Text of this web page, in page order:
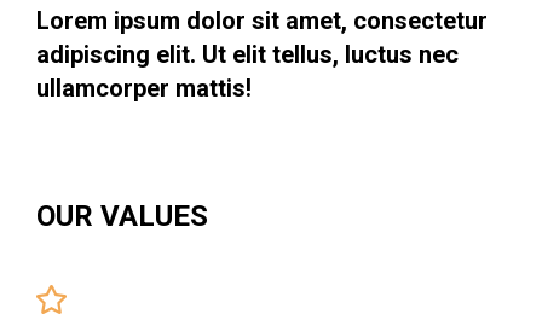
Lorem ipsum dolor sit amet, consectetur
adipiscing elit. Ut elit tellus, luctus nec
ullamcorper mattis!
OUR VALUES